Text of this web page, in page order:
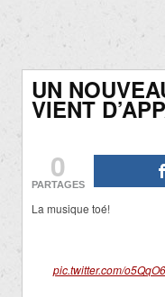
UN
VIENT
0
PARTAGES
La musique toé!
pic.twitter.com/